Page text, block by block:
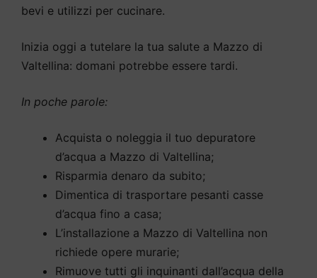
bevi e utilizzi per cucinare.
Inizia oggi a tutelare la tua salute a Mazzo di
Valtellina: domani potrebbe essere tardi.
In poche parole:
Acquista o noleggia il tuo depuratore
d’acqua a Mazzo di Valtellina;
Risparmia denaro da subito;
Dimentica di trasportare pesanti casse
d’acqua fino a casa;
L’installazione a Mazzo di Valtellina non
richiede opere murarie;
Rimuove tutti gli inquinanti dall’acqua della